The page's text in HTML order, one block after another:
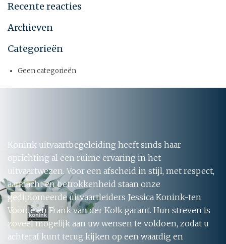
Recente reacties
Archieven
Categorieën
Geen categorieën
Konink uitvaartbegeleiding heeft sinds haar
oprichting al een ruime ervaring in het
uitvaartwezen. Voor een afscheid in stijl, met respect,
aandacht en betrokkenheid staan onze
gediplomeerde uitvaartleiders Jessica Konink-ten
Voorde en Frank van der Kolk garant. Hun streven is
zoveel mogelijk aan uw wensen te voldoen, zodat u
achteraf kunt terug kijken op een waardig en